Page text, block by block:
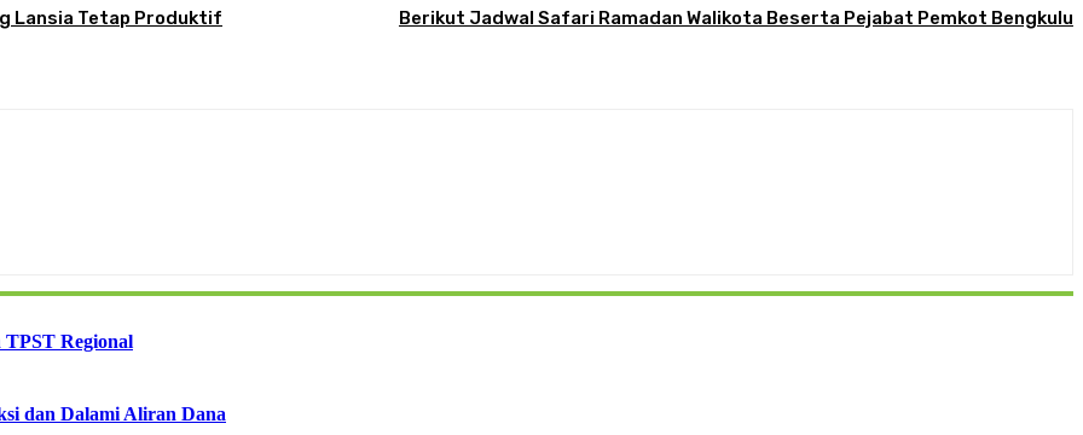
Lansia Tetap Produktif
Berikut Jadwal Safari Ramadan Walikota Beserta Pejabat Pemkot Bengkulu
TPST Regional
dan Dalami Aliran Dana